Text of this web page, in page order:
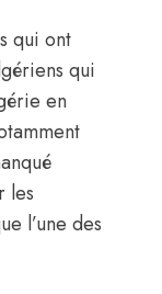
qui ont
qui
en
les
l’une des